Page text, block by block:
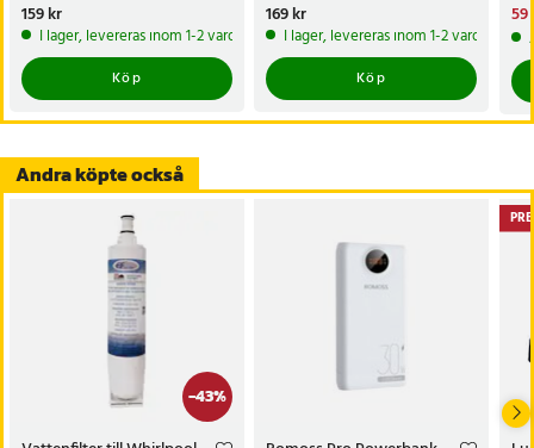
Pris:159 kr
159 kr
I lager, levereras inom 1-2 vardagar
Köp
Pris:169 kr
169 kr
I lager, levereras inom 1-2 vardagar
Köp
59
59
Andra köpte också
-43%